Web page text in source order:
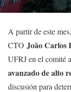
A partir de este
CTO João Carlos
UFRJ en el comité
avanzado de alto
discusión para